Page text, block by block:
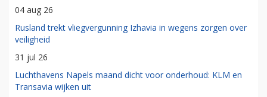
04 aug 26
Rusland trekt vliegvergunning Izhavia in wegens zorgen over
veiligheid
31 jul 26
Luchthavens Napels maand dicht voor onderhoud: KLM en
Transavia wijken uit